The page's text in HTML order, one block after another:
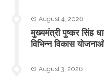
August 4, 2026
मुख्यमंत्री पुष्कर सिंह
विभिन्न विकास
August 3, 2026